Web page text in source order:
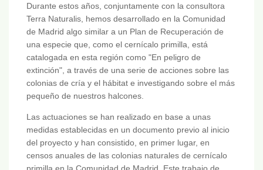
Durante estos años, conjuntamente con la consultora
Terra Naturalis, hemos desarrollado en la Comunidad
de Madrid algo similar a un Plan de Recuperación de
una especie que, como el cernícalo primilla, está
catalogada en esta región como "En peligro de
extinción", a través de una serie de acciones sobre las
colonias de cría y el hábitat e investigando sobre el más
pequeño de nuestros halcones.
Las actuaciones se han realizado en base a unas
medidas establecidas en un documento previo al inicio
del proyecto y han consistido, en primer lugar, en
censos anuales de las colonias naturales de cernícalo